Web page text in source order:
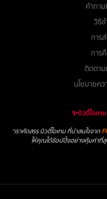
คำถา
วิธีช
การ
การ
ติดตาม
นโยบายค
✨บิวตี้ไอเทม
“เราคัดสรร บิวตี้ไอเทม ที่น่าสนใจจาก
ให้คุณได้ช้อปปิ้งอย่างคุ้มค่าที่สุ